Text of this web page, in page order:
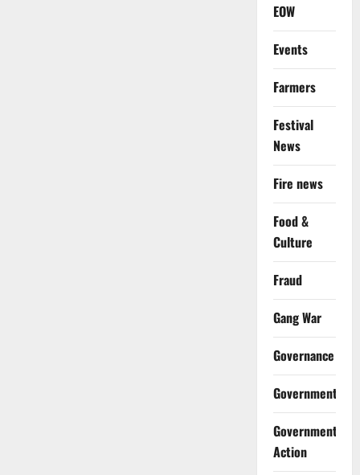
EOW
Events
Farmers
Festival
News
Fire news
Food &
Culture
Fraud
Gang War
Governance
Government
Government
Action